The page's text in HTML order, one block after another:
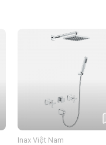
Inax Việt Nam